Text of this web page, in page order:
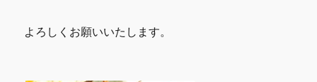
よろしくお願いいたします。